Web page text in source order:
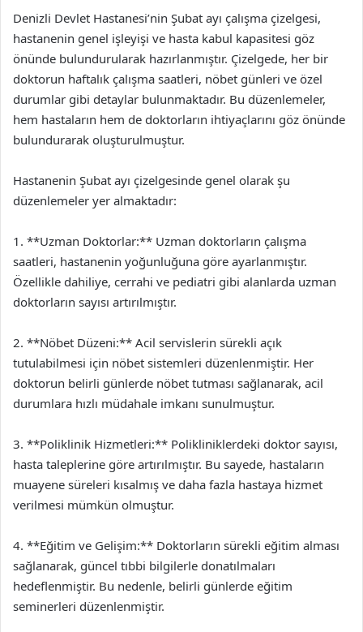
Denizli Devlet Hastanesi’nin Şubat ayı çalışma çizelgesi,
hastanenin genel işleyişi ve hasta kabul kapasitesi göz
önünde bulundurularak hazırlanmıştır. Çizelgede, her bir
doktorun haftalık çalışma saatleri, nöbet günleri ve özel
durumlar gibi detaylar bulunmaktadır. Bu düzenlemeler,
hem hastaların hem de doktorların ihtiyaçlarını göz önünde
bulundurarak oluşturulmuştur.
Hastanenin Şubat ayı çizelgesinde genel olarak şu
düzenlemeler yer almaktadır:
1. **Uzman Doktorlar:** Uzman doktorların çalışma
saatleri, hastanenin yoğunluğuna göre ayarlanmıştır.
Özellikle dahiliye, cerrahi ve pediatri gibi alanlarda uzman
doktorların sayısı artırılmıştır.
2. **Nöbet Düzeni:** Acil servislerin sürekli açık
tutulabilmesi için nöbet sistemleri düzenlenmiştir. Her
doktorun belirli günlerde nöbet tutması sağlanarak, acil
durumlara hızlı müdahale imkanı sunulmuştur.
3. **Poliklinik Hizmetleri:** Polikliniklerdeki doktor sayısı,
hasta taleplerine göre artırılmıştır. Bu sayede, hastaların
muayene süreleri kısalmış ve daha fazla hastaya hizmet
verilmesi mümkün olmuştur.
4. **Eğitim ve Gelişim:** Doktorların sürekli eğitim alması
sağlanarak, güncel tıbbi bilgilerle donatılmaları
hedeflenmiştir. Bu nedenle, belirli günlerde eğitim
seminerleri düzenlenmiştir.